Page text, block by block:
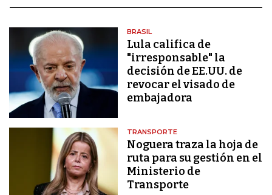
BRASIL
Lula califica de
"irresponsable" la
decisión de EE.UU. de
revocar el visado de
embajadora
TRANSPORTE
Noguera traza la hoja de
ruta para su gestión en el
Ministerio de
Transporte